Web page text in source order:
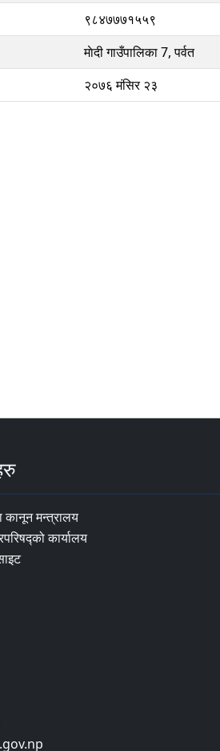
९८४७७७१५५९
माेदी गाउँपालिका 7, पर्वत
२०७६ मंसिर २३
कानून मन्त्रालय
कार्यालय